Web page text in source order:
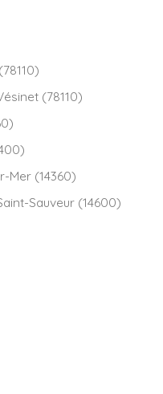
(78110)
Mer (14360)
Sauveur (14600)